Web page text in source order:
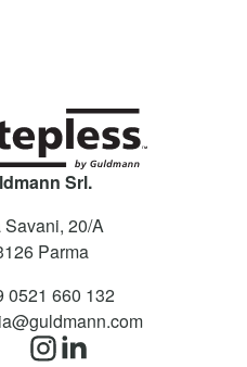
Srl.
Savani, 20/A
Parma
0521 660 132